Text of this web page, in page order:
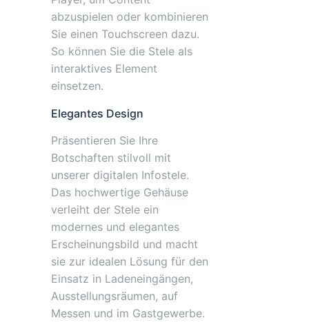
abzuspielen oder kombinieren
Sie einen Touchscreen dazu.
So können Sie die Stele als
interaktives Element
einsetzen.
Elegantes Design
Präsentieren Sie Ihre
Botschaften stilvoll mit
unserer digitalen Infostele.
Das hochwertige Gehäuse
verleiht der Stele ein
modernes und elegantes
Erscheinungsbild und macht
sie zur idealen Lösung für den
Einsatz in Ladeneingängen,
Ausstellungsräumen, auf
Messen und im Gastgewerbe.